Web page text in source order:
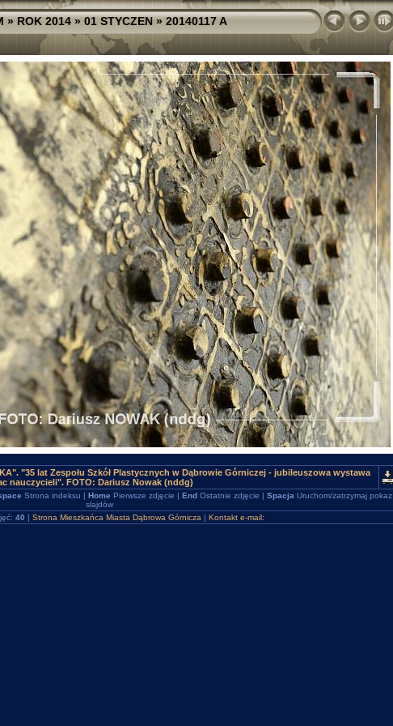
»ROK 2014»01 STYCZEN»20140117 A
"35 lat Zespołu Szkół Plastycznych w Dąbrowie Górniczej - jubileuszowa wystawa
nauczycieli". FOTO: Dariusz Nowak (nddg)
Strona indeksu | Home Pierwsze zdjęcie | EndOstatnie zdjęcie | Spacja Uruchom/zatrzymaj pokaz
slajdów
40 | Strona Mieszkańca Miasta Dąbrowa Górnicza | Kontakt e-mail: